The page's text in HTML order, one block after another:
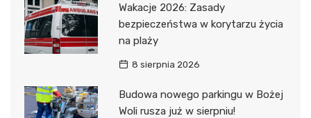
Wakacje 2026: Zasady
bezpieczeństwa w korytarzu życia
na plaży
8 sierpnia 2026
Budowa nowego parkingu w Bożej
Woli rusza już w sierpniu!